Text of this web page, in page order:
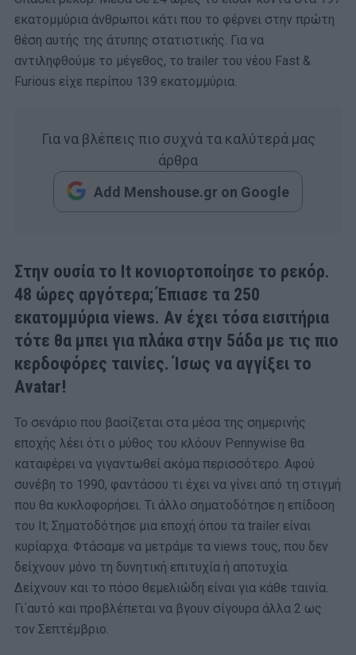
εκατομμύρια άνθρωποι κάτι που το φέρνει στην πρώτη
θέση αυτής της άτυπης στατιστικής. Για να
αντιληφθούμε το μέγεθος, το trailer του νέου Fast &
Furious είχε περίπου 139 εκατομμύρια.
Για να βλέπεις πιο συχνά τα καλύτερά μας
άρθρα
Add Menshouse.gr on Google
Στην ουσία το It κονιορτοποίησε το ρεκόρ.
48 ώρες αργότερα; Έπιασε τα 250
εκατομμύρια views. Αν έχει τόσα εισιτήρια
τότε θα μπει για πλάκα στην 5άδα με τις πιο
κερδοφόρες ταινίες. Ίσως να αγγίξει το
Avatar!
Το σενάριο που βασίζεται στα μέσα της σημερινής
εποχής λέει ότι ο μύθος του κλόουν Pennywise θα
καταφέρει να γιγαντωθεί ακόμα περισσότερο. Αφού
συνέβη το 1990, φαντάσου τι έχει να γίνει από τη στιγμή
που θα κυκλοφορήσει. Τι άλλο σηματοδότησε η επίδοση
του It; Σηματοδότησε μια εποχή όπου τα trailer είναι
κυρίαρχα. Φτάσαμε να μετράμε τα views τους, που δεν
δείχνουν μόνο τη δυνητική επιτυχία ή αποτυχία.
Δείχνουν και το πόσο θεμελιώδη είναι για κάθε ταινία.
Γι΄αυτό και προβλέπεται να βγουν σίγουρα άλλα 2 ως
τον Σεπτέμβριο.